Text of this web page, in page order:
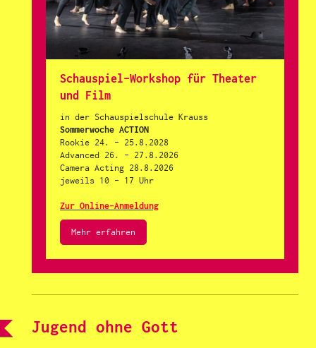
Schauspiel-Workshop für Theater
und Film
in der Schauspielschule Krauss
Sommerwoche ACTION
Rookie 24. - 25.8.2028
Advanced 26. - 27.8.2026
Camera Acting 28.8.2026
jeweils 10 - 17 Uhr
Zur Online-Anmeldung
Mehr erfahren
Jugend ohne Gott